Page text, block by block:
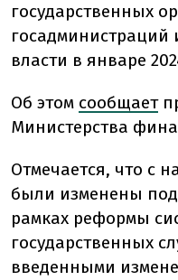
государственных
госадминистраций
власти в январе
Об этом сообщает
Министерства
Отмечается, что с
были изменены
рамках реформы
государственных
введенными